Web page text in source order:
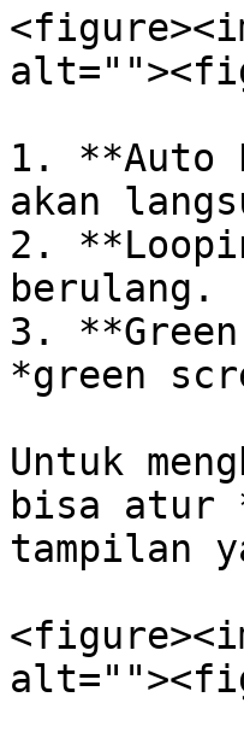
1. **Auto
akan
2.
berulang.
3.
*green
Untuk
bisa atur
tampilan